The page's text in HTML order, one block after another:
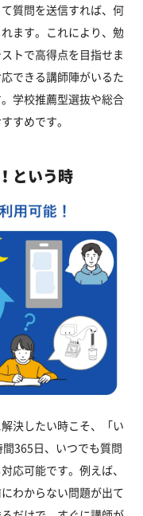
質問を送信すれば、何
ます。これにより、勉
トで高得点を目指せま
できる講師陣がいるた
学校推薦型選抜や総合
すめです。
という時
決したい時こそ、「い
365日、いつでも質問
応可能です。例えば、
わからない問題が出て